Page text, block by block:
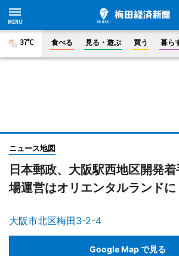
37°C 食べる 見る・遊ぶ 買う 暮ら
ニュース地図
日本郵政、大阪駅西地区開発
場運営はオリエンタルランドに
大阪市北区梅田3-2-4
Google Map で見る